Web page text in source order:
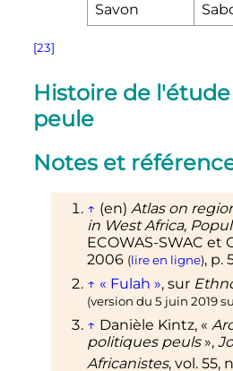
Savon
[23]
Histoire de
peule
Notes et
↑ (en) Atlas on
in West Africa,
ECOWAS-SWAC et
2006 (lire en ligne), p.
↑ « Fulah », sur
(version du 5 juin 2019
↑ Danièle Kintz, «
politiques peuls »,
Africanistes, vol. 55, n